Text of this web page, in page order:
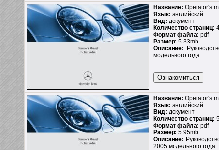
Название: Operator's
Язык: английский
Вид: документ
Количество страниц:
Формат файла: pdf
Размер: 5.33mb
Описание:
модельного года.
Название: Operator's
Язык: английский
Вид: документ
Количество страниц:
Формат файла: pdf
Размер: 5.95mb
Описание:
2005 модельного года.